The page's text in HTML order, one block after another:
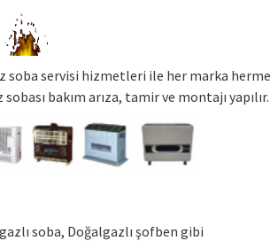
soba servisi hizmetleri ile her marka
bakım arıza, tamir ve montajı yapılır.
soba, Doğalgazlı şofben gibi